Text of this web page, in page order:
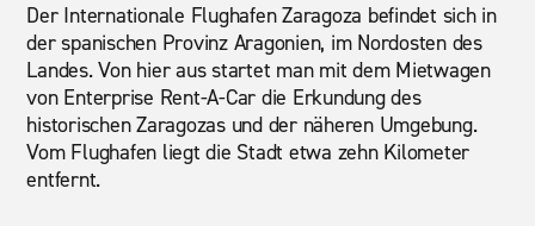
Der Internationale Flughafen Zaragoza befindet sich in
der spanischen Provinz Aragonien, im Nordosten des
Landes. Von hier aus startet man mit dem Mietwagen
von Enterprise Rent-A-Car die Erkundung des
historischen Zaragozas und der näheren Umgebung.
Vom Flughafen liegt die Stadt etwa zehn Kilometer
entfernt.